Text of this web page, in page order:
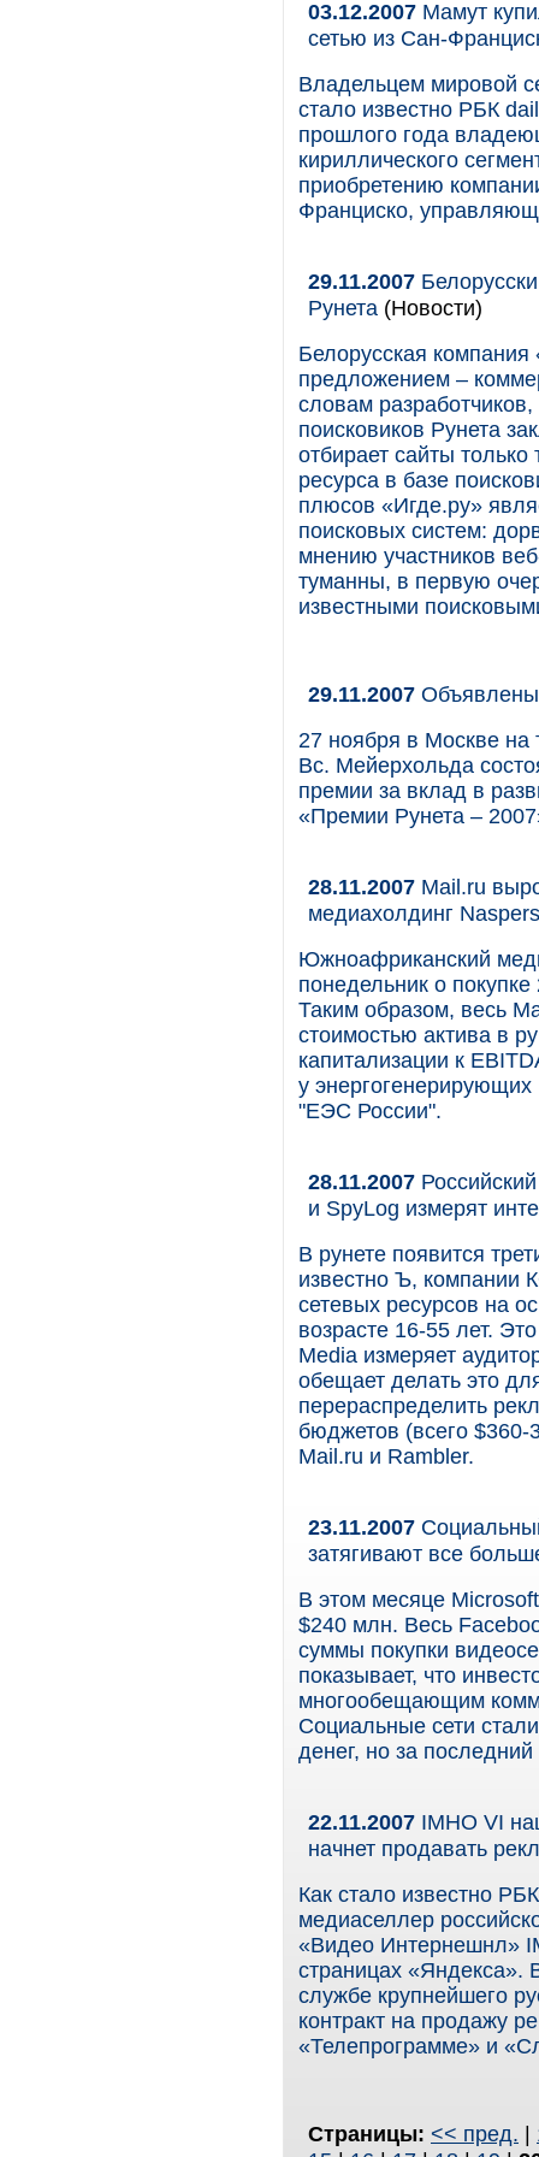
03.12.2007 Мамут
сетью из Сан-
Владельцем мировой
стало известно РБК
прошлого года
кириллического
приобретению
Франциско,
29.11.2007
Рунета (Новости)
Белорусская
предложением –
словам
поисковиков Рунета
отбирает сайты
ресурса в базе
плюсов «Игде.ру»
поисковых систем:
мнению участников
туманны, в первую
известными
29.11.2007
27 ноября в Москве на
Вс. Мейерхольда
премии за вклад в
«Премии Рунета –
28.11.2007 Mail.ru
медиахолдинг Naspers
Южноафриканский
понедельник о
Таким образом, весь
стоимостью актива в
капитализации к
у
"ЕЭС России".
28.11.2007
и SpyLog измерят
В рунете появится
известно Ъ, компании
сетевых ресурсов на
возрасте 16-55 лет.
Media измеряет
обещает делать это
перераспределить
бюджетов (всего $360-
Mail.ru и Rambler.
23.11.2007
затягивают все
В этом месяце
$240 млн. Весь
суммы покупки
показывает, что
многообещающим
Социальные сети
денег, но за
22.11.2007 IMHO VI
начнет продавать
Как стало известно
медиаселлер
«Видео Интернешнл»
страницах «Яндекса».
службе крупнейшего
контракт на продажу
«Телепрограмме» и
Страницы: << пред. |